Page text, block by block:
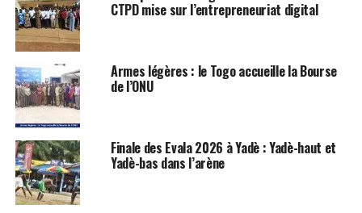
CTPD mise sur l’entrepreneuriat digital
Armes légères : le Togo accueille la Bourse
de l’ONU
Finale des Evala 2026 à Yadè : Yadè-haut et
Yadè-bas dans l’arène